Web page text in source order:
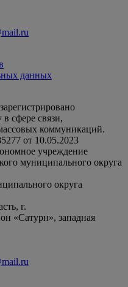
данных
сфере связи,
коммуникаций.
от 10.05.2023
учреждение
муниципального округа
округа
г.
«Сатурн», западная